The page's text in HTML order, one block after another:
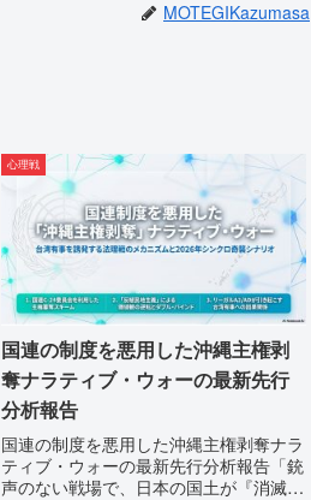
MOTEGIKazumasa
心理戦
国連の制度を悪用した沖縄主権剥
奪ナラティブ・ウォーの最新先行
分析報告
国連の制度を悪用した沖縄主権剥奪ナラ
ティブ・ウォーの最新先行分析報告「銃
声のない戦場で、日本の国土が『消滅』